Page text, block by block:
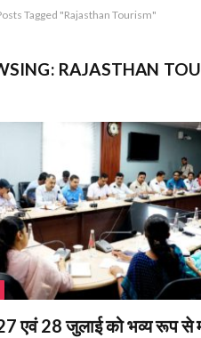
Tagged "Rajasthan Tourism"
RAJASTHAN
एवं 28 जुलाई को भव्य रूप से